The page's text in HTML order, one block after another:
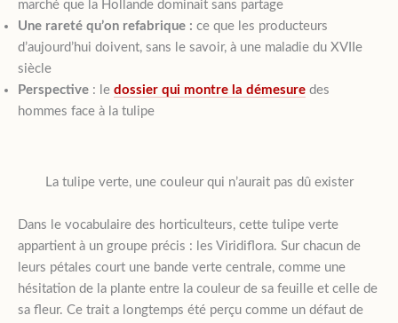
marché que la Hollande dominait sans partage
Une rareté qu’on refabrique : ce que les producteurs
d’aujourd’hui doivent, sans le savoir, à une maladie du XVIIe
siècle
Perspective : le dossier qui montre la démesure des
hommes face à la tulipe
La tulipe verte, une couleur qui n’aurait pas dû exister
Dans le vocabulaire des horticulteurs, cette tulipe verte
appartient à un groupe précis : les Viridiflora. Sur chacun de
leurs pétales court une bande verte centrale, comme une
hésitation de la plante entre la couleur de sa feuille et celle de
sa fleur. Ce trait a longtemps été perçu comme un défaut de